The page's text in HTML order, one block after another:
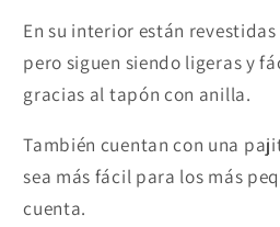
En su interior están
pero siguen siendo ligeras y
gracias al tapón con anilla.
También cuentan con una
sea más fácil para los más
cuenta.